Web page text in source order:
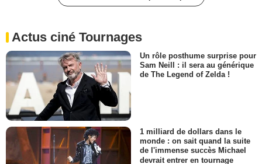
Actus ciné Tournages
Un rôle posthume surprise pour
Sam Neill : il sera au générique
de The Legend of Zelda !
1 milliard de dollars dans le
monde : on sait quand la suite
de l'immense succès Michael
devrait entrer en tournage